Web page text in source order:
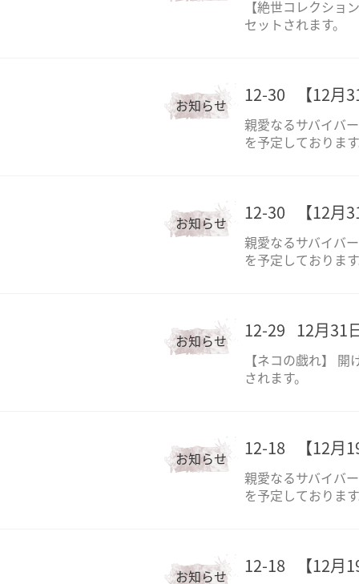
【絶世コレクショ
セットされます。
お知らせ
12-30 【12月
親愛なるサバイバ
を予定しておりま
お知らせ
12-30 【12月
親愛なるサバイバ
を予定しておりま
お知らせ
12-29 12月31
【ネコの戯れ】
されます。
お知らせ
12-18 【12月
親愛なるサバイバ
を予定しておりま
お知らせ
12-18 【12月